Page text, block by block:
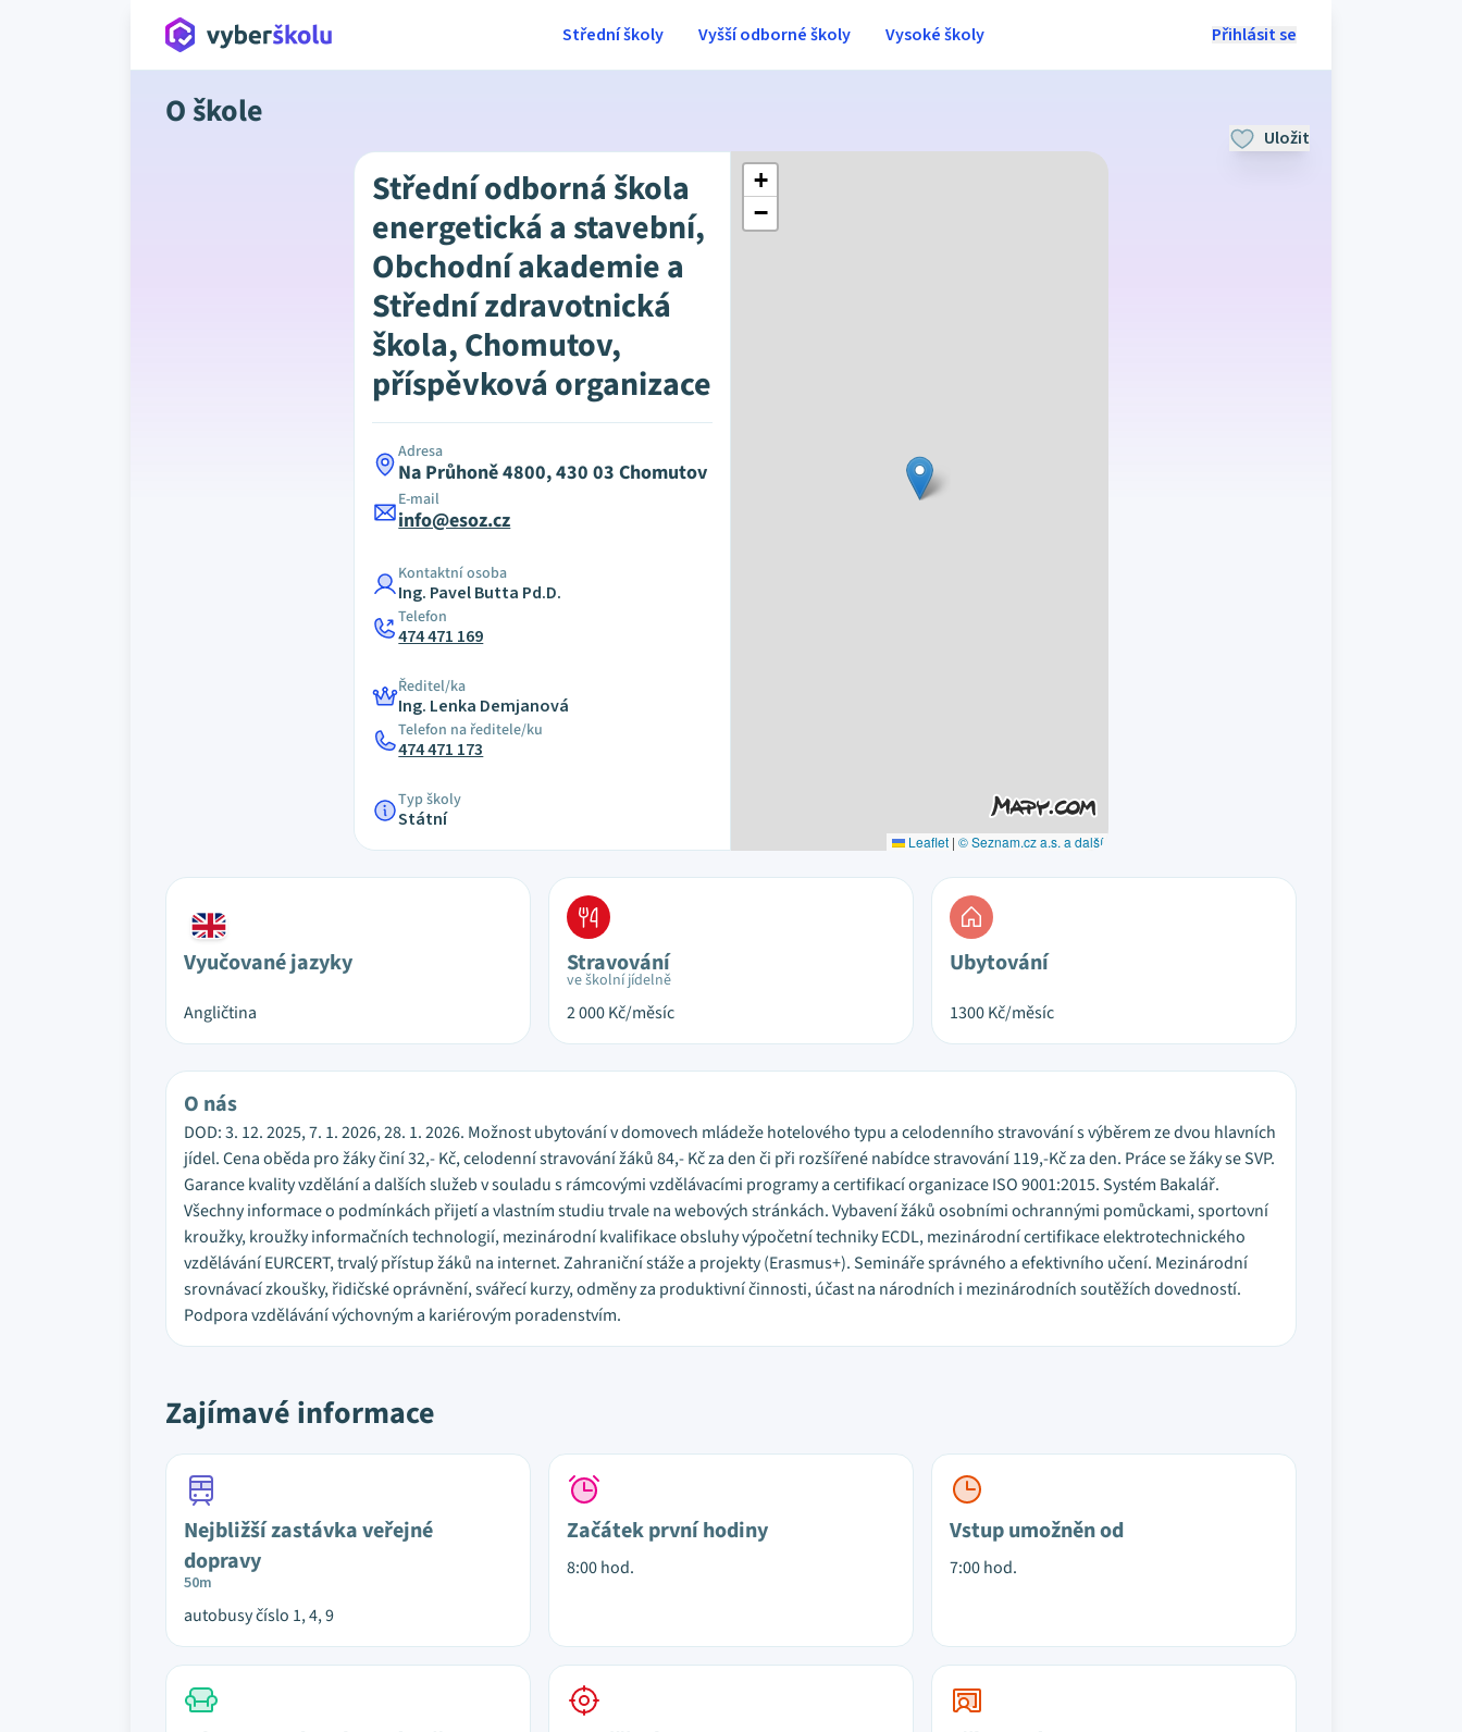
Přihlásit se
Střední školy Vyšší odborné školy Vysoké školy
O škole
Uložit
Střední odborná škola
energetická a stavební,
Obchodní akademie a
Střední zdravotnická
škola, Chomutov,
příspěvková organizace
Adresa
Na Průhoně 4800, 430 03 Chomutov
E-mail
info@esoz.cz
Kontaktní osoba
Ing. Pavel Butta Pd.D.
Telefon
474 471 169
Ředitel/ka
Ing. Lenka Demjanová
Telefon na ředitele/ku
474 471 173
Typ školy
Státní
+
−
Leaflet | © Seznam.cz a.s. a další
Vyučované jazyky
Angličtina
Stravování
ve školní jídelně
2 000Kč/měsíc
Ubytování
1300Kč/měsíc
O nás
DOD: 3. 12. 2025, 7. 1. 2026, 28. 1. 2026. Možnost ubytování v domovech mládeže hotelového typu a celodenního stravování s výběrem ze dvou hlavních
jídel. Cena oběda pro žáky činí 32,- Kč, celodenní stravování žáků 84,- Kč za den či při rozšířené nabídce stravování 119,-Kč za den. Práce se žáky se SVP.
Garance kvality vzdělání a dalších služeb v souladu s rámcovými vzdělávacími programy a certifikací organizace ISO 9001:2015. Systém Bakalář.
Všechny informace o podmínkách přijetí a vlastním studiu trvale na webových stránkách. Vybavení žáků osobními ochrannými pomůckami, sportovní
kroužky, kroužky informačních technologií, mezinárodní kvalifikace obsluhy výpočetní techniky ECDL, mezinárodní certifikace elektrotechnického
vzdělávání EURCERT, trvalý přístup žáků na internet. Zahraniční stáže a projekty (Erasmus+). Semináře správného a efektivního učení. Mezinárodní
srovnávací zkoušky, řidičské oprávnění, svářecí kurzy, odměny za produktivní činnosti, účast na národních i mezinárodních soutěžích dovedností.
Podpora vzdělávání výchovným a kariérovým poradenstvím.
Zajímavé informace
Nejbližší zastávka veřejné
dopravy
50m
autobusy číslo 1, 4, 9
Začátek první hodiny
8:00 hod.
Vstup umožněn od
7:00 hod.